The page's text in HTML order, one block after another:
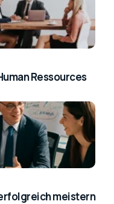
Ressources
meistern